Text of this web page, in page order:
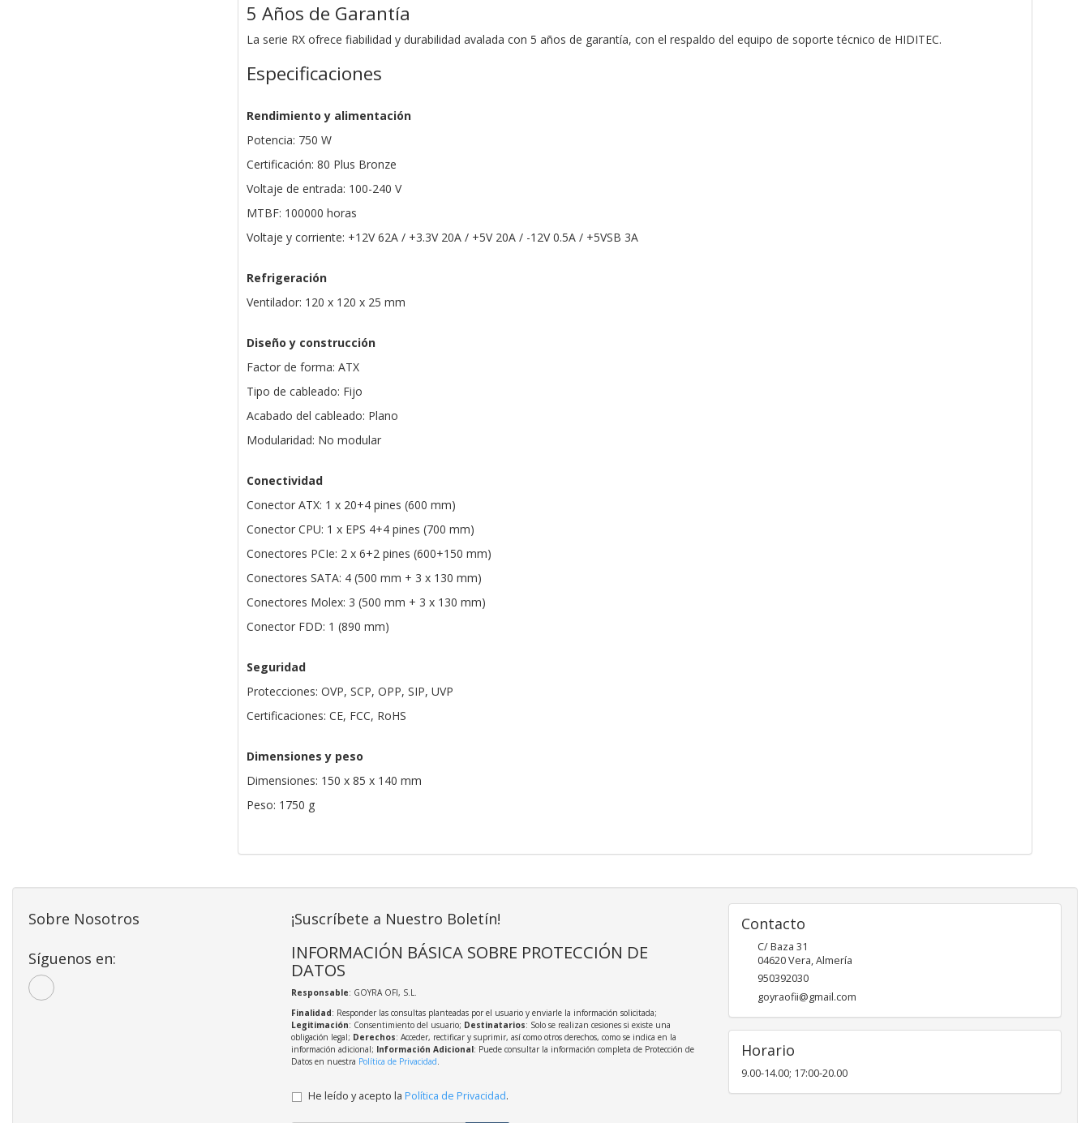
5 Años de Garantía
La serie RX ofrece fiabilidad y durabilidad avalada con 5 años de garantía, con el respaldo del equipo de soporte técnico de HIDITEC.
Especificaciones
Rendimiento y alimentación
Potencia: 750 W
Certificación: 80 Plus Bronze
Voltaje de entrada: 100-240 V
MTBF: 100000 horas
Voltaje y corriente: +12V 62A / +3.3V 20A / +5V 20A / -12V 0.5A / +5VSB 3A
Refrigeración
Ventilador: 120 x 120 x 25 mm
Diseño y construcción
Factor de forma: ATX
Tipo de cableado: Fijo
Acabado del cableado: Plano
Modularidad: No modular
Conectividad
Conector ATX: 1 x 20+4 pines (600 mm)
Conector CPU: 1 x EPS 4+4 pines (700 mm)
Conectores PCIe: 2 x 6+2 pines (600+150 mm)
Conectores SATA: 4 (500 mm + 3 x 130 mm)
Conectores Molex: 3 (500 mm + 3 x 130 mm)
Conector FDD: 1 (890 mm)
Seguridad
Protecciones: OVP, SCP, OPP, SIP, UVP
Certificaciones: CE, FCC, RoHS
Dimensiones y peso
Dimensiones: 150 x 85 x 140 mm
Peso: 1750 g
Sobre Nosotros
Síguenos en:
¡Suscríbete a Nuestro Boletín!
INFORMACIÓN BÁSICA SOBRE PROTECCIÓN DE
DATOS
Responsable: GOYRA OFI, S.L.
Finalidad: Responder las consultas planteadas por el usuario y enviarle la información solicitada;
Legitimación: Consentimiento del usuario; Destinatarios: Solo se realizan cesiones si existe una
obligación legal; Derechos: Acceder, rectificar y suprimir, así como otros derechos, como se indica en la
información adicional; Información Adicional: Puede consultar la información completa de Protección de
Datos en nuestra Política de Privacidad.
He leído y acepto la Política de Privacidad.
Contacto
C/ Baza 31
04620Vera,Almería
950392030
goyraofii@gmail.com
Horario
9.00-14.00; 17:00-20.00